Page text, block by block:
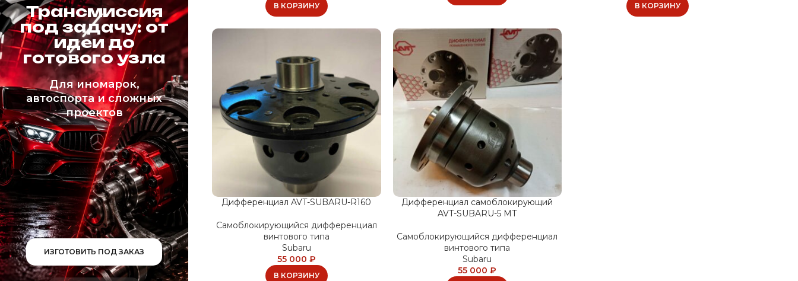
Трансмиссия
под задачу: от
идеи до
готового узла
Для иномарок,
автоспорта и сложных
проектов
ИЗГОТОВИТЬ ПОД ЗАКАЗ
В КОРЗИНУ В КОРЗИНУ
Дифференциал AVT-SUBARU-R160
Самоблокирующийся дифференциал
винтового типа
Subaru
55 000 ₽
В КОРЗИНУ
Дифференциал самоблокирующий
AVT-SUBARU-5 МT
Самоблокирующийся дифференциал
винтового типа
Subaru
55 000₽